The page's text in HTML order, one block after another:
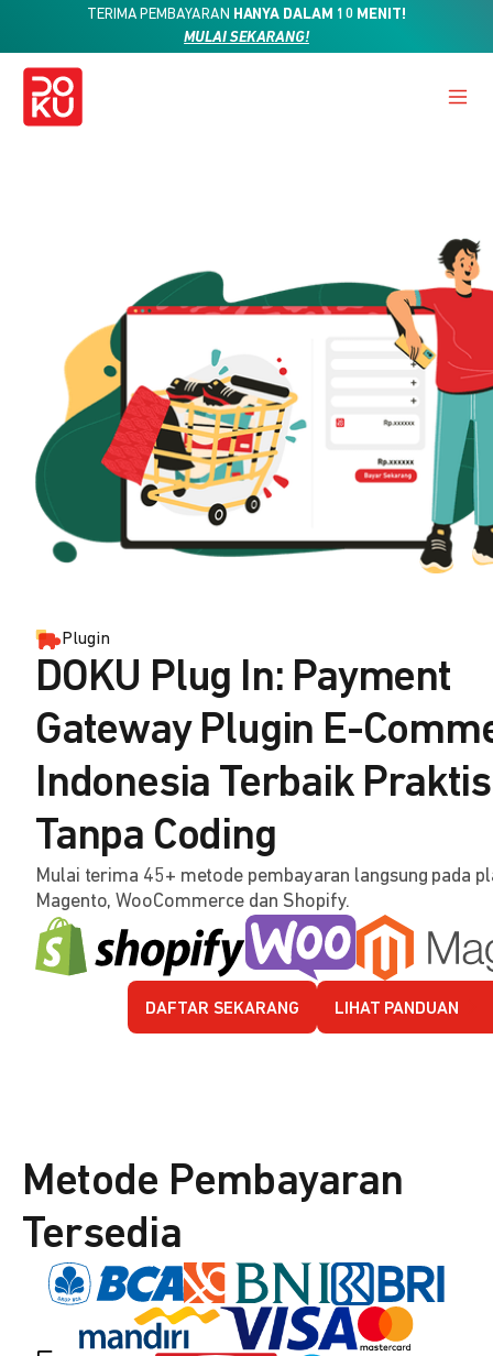
TERIMA PEMBAYARAN HANYA DALAM 10 MENIT!
MULAI SEKARANG!
Plugin
DOKU Plug In: Payment
Gateway Plugin E-
Indonesia Terbaik Praktis
Tanpa Coding
Mulai terima 45+ metode pembayaran langsung pada
Magento, WooCommerce dan Shopify.
DAFTAR SEKARANG LIHAT PANDUAN
Metode Pembayaran
Tersedia